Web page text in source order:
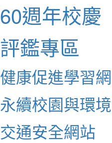
60週年校慶
評鑑專區
健康促進學習網
永續校園與環
交通安全網站